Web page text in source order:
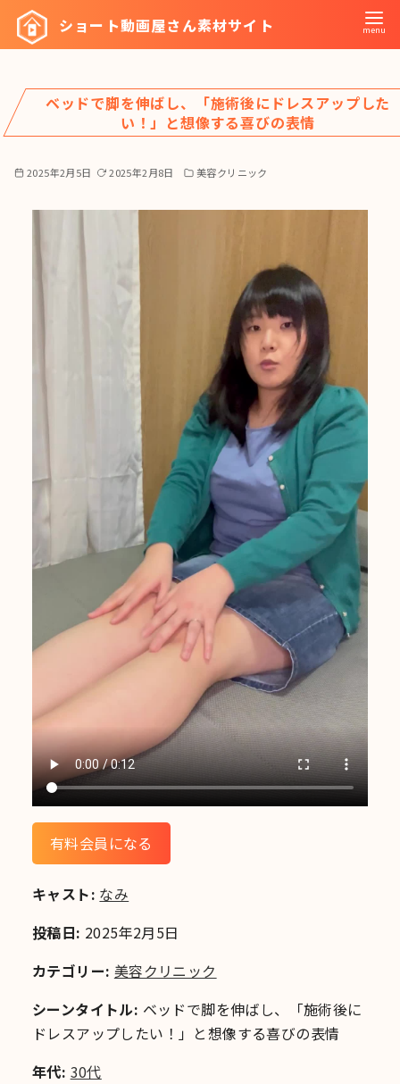
ツ
へ
ショート動画屋さん素材サイト
ベッドで脚を伸ばし、「施術後にドレスアップした
い！」と想像する喜びの表情
2025年2月5日 2025年2月8日 美容クリニック
有料会員になる
キャスト: なみ
投稿日: 2025年2月5日
カテゴリー: 美容クリニック
シーンタイトル: ベッドで脚を伸ばし、「施術後に
ドレスアップしたい！」と想像する喜びの表情
年代: 30代